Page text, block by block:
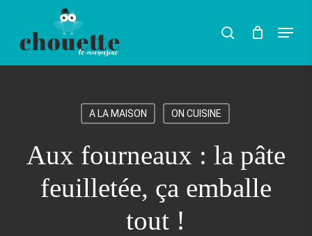
Rechercher
search Menu
A LA MAISON ON CUISINE
Aux fourneaux : la pâte
feuilletée, ça emballe
tout !